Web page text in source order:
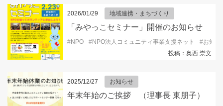
2026/01/29 地域連携・まちづくり
「みやっこセミナー」開催のお知らせ
#NPO #NPO法人コミュニティ事業支援ネット #お知ら
投稿：奥西 崇文
2025/12/27 お知らせ
年末年始のご挨拶 （理事長 東朋子）